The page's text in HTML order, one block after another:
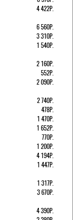
4 422Р.
6 560Р.
3 310Р.
1 540Р.
2 160Р.
552Р.
2 090Р.
2 740Р.
478Р.
1 470Р.
1 652Р.
770Р.
1 200Р.
4 194Р.
1 447Р.
1 317Р.
3 670Р.
4 390Р.